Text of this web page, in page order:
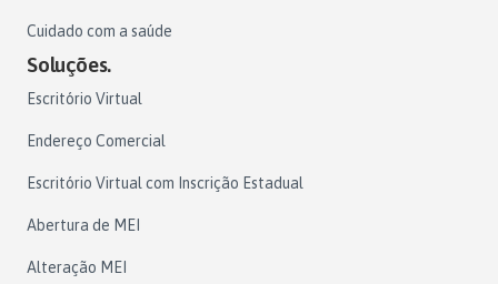
Cuidado com a saúde
Soluções.
Escritório Virtual
Endereço Comercial
Escritório Virtual com Inscrição Estadual
Abertura de MEI
Alteração MEI